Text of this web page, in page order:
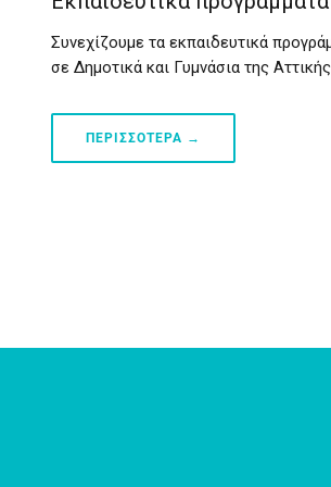
Συνεχίζουμε τα εκπαιδευτικά
σε Δημοτικά και Γυμνάσια της
ΠΕΡΙΣΣΟΤΕΡΑ →